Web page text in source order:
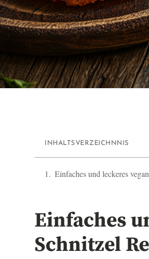
INHALTSVERZEICHNNIS
Einfaches und leckeres
Einfaches
Schnitzel